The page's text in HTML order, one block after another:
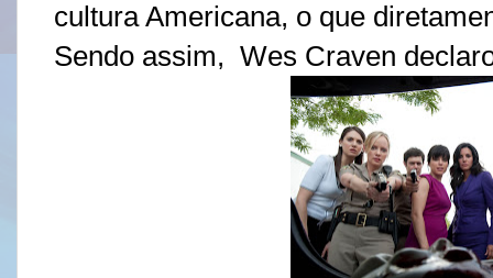
cultura Americana, o que
Sendo assim, Wes Craven